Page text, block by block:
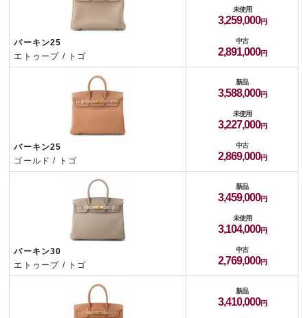
バーキン25
エトゥープ / トゴ
未使用
3,259,000
中古
2,891,000
バーキン25
ゴールド / トゴ
新品
3,588,000
未使用
3,227,000
中古
2,869,000
バーキン30
エトゥープ / トゴ
新品
3,459,000
未使用
3,104,000
中古
2,769,000
新品
3,410,000